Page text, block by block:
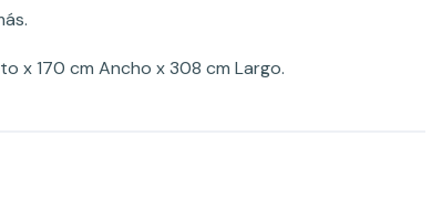
x 170 cm Ancho x 308 cm Largo.